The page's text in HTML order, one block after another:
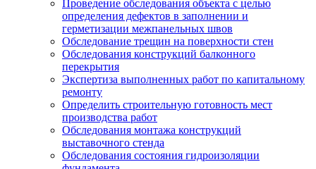
Проведение обследования объекта с целью
определения дефектов в заполнении и
герметизации межпанельных швов
Обследование трещин на поверхности стен
Обследования конструкций балконного
перекрытия
Экспертиза выполненных работ по капитальному
ремонту
Определить строительную готовность мест
производства работ
Обследования монтажа конструкций
выставочного стенда
Обследования состояния гидроизоляции